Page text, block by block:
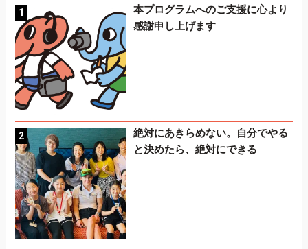
本プログラムへのご支援に心より
感謝申し上げます
絶対にあきらめない。自分でやる
と決めたら、絶対にできる